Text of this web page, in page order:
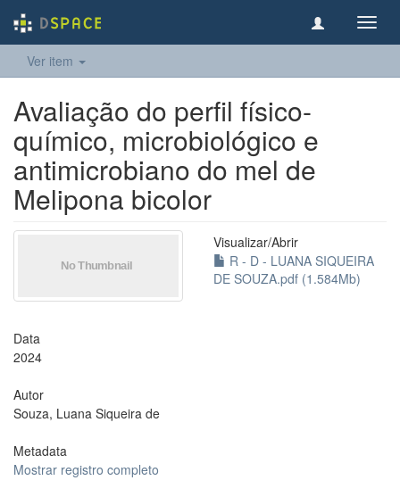
Ver item
Avaliação do perfil físico-
químico, microbiológico e
antimicrobiano do mel de
Melipona bicolor
Visualizar/Abrir
R - D - LUANA SIQUEIRA
DE SOUZA.pdf (1.584Mb)
Data
2024
Autor
Souza, Luana Siqueira de
Metadata
Mostrar registro completo